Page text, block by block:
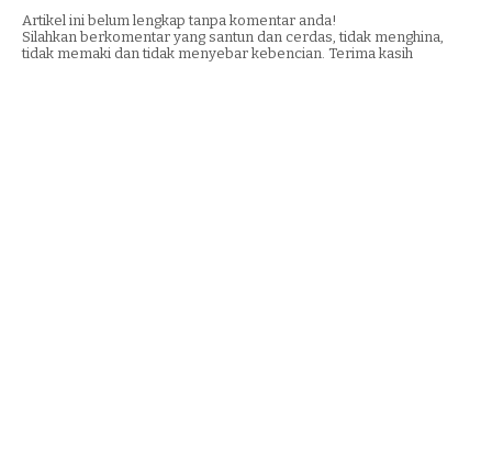
Artikel ini belum lengkap tanpa komentar anda!
Silahkan berkomentar yang santun dan cerdas, tidak menghina,
tidak memaki dan tidak menyebar kebencian. Terima kasih